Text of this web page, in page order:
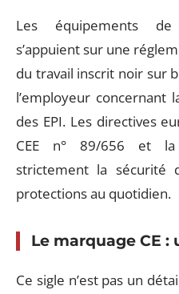
Les équipements de
s’appuient sur une
du travail inscrit noir sur
l’employeur concernant
des EPI. Les directives
CEE n° 89/656 et la
strictement la sécurité
protections au quotidien.
Le marquage CE :
Ce sigle n’est pas un